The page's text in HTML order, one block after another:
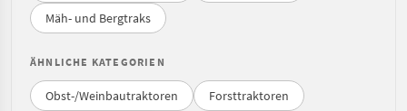
Mäh- und Bergtraks
ÄHNLICHE KATEGORIEN
Obst-/Weinbautraktoren
Forsttraktoren